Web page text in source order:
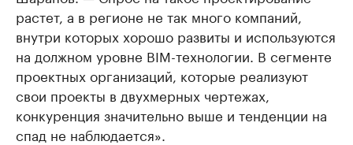
растет, а в регионе не так много компаний,
внутри которых хорошо развиты и используются
на должном уровне BIM-технологии. В сегменте
проектных организаций, которые реализуют
свои проекты в двухмерных чертежах,
конкуренция значительно выше и тенденции на
спад не наблюдается».